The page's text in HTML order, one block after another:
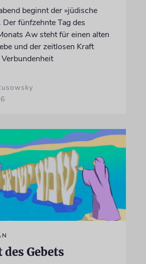
beginnt der »jüdische
Der fünfzehnte Tag des
Aw steht für einen alten
und der zeitlosen Kraft
Gebets